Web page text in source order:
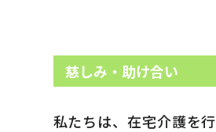
慈しみ・助け合い
私たちは、在宅介護を